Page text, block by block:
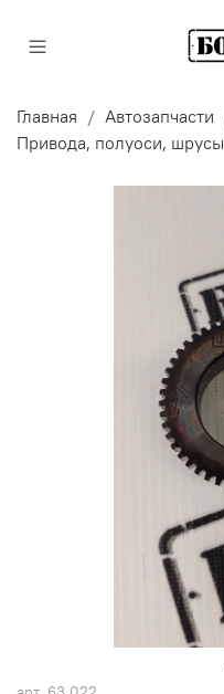
Главная Автозапчасти
Привода, полуоси, шрусы